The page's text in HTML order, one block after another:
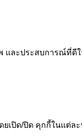
และประสบการณ์ที่ดี
เปิด/ปิด คุกกี้ในแต่ล